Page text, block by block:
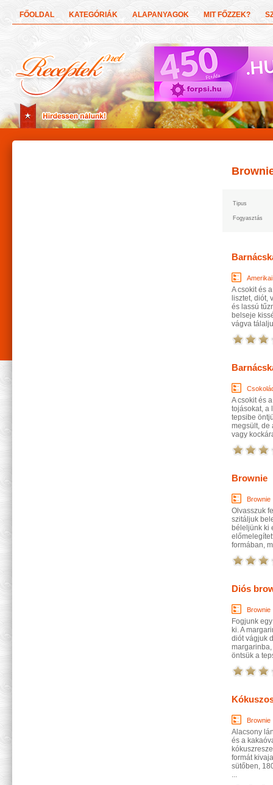
FŐOLDAL KATEGÓRIÁK ALAPANYAGOK MIT FŐZZEK?
Tipus
Fogyasztás
Amerikai
A csokit és
lisztet, diót,
és lassú
belseje
vágva
A csokit és
tojásokat, a
tepsibe
megsült, de
vagy
Brownie
Brownie
Olvasszuk
szitáljuk
béleljünk ki
formában,
Diós
Brownie
Fogjunk
ki. A
diót vágjuk
öntsük a
Brownie
Alacsony
és a
formát
sütőben,
...